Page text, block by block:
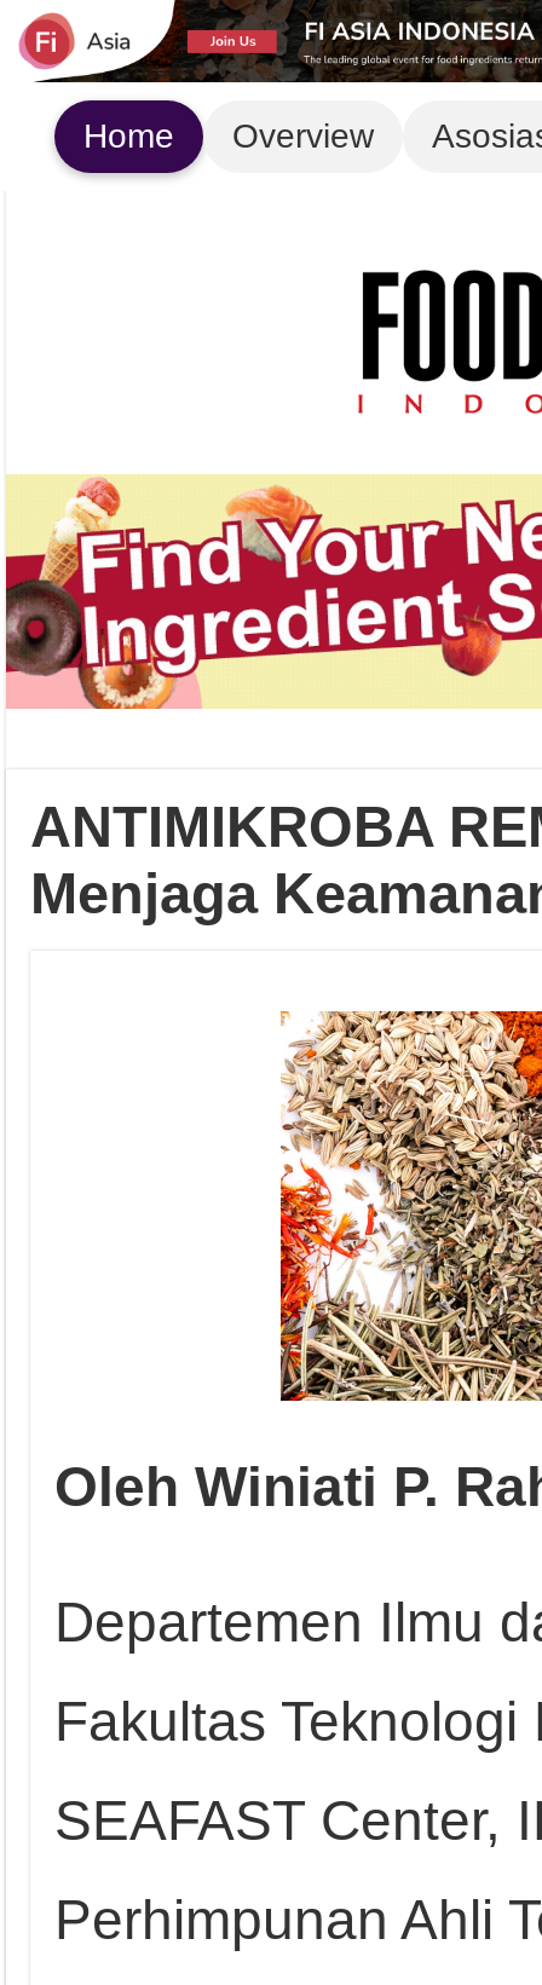
Home Overview
ANTIMIKROBA
Menjaga
Oleh Winiati P.
Departemen Ilmu
Fakultas
SEAFAST Center,
Perhimpunan Ahli